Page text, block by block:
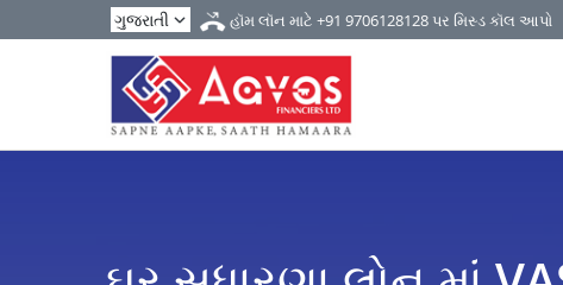
હૉમ લૉન માટે +91 9706128128પર મિસ્ડ કૉલ આપો